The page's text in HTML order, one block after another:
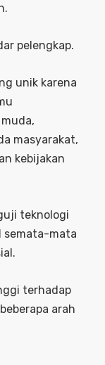
pelengkap.
unik karena
masyarakat,
kebijakan
teknologi
semata-mata
terhadap
arah